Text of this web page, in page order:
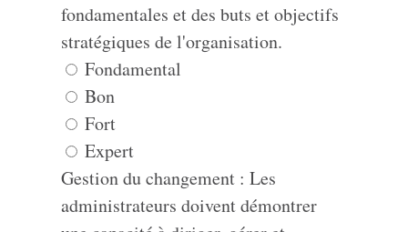
fondamentales et des buts et objectifs
stratégiques de l'organisation.
Fondamental
Bon
Fort
Expert
Gestion du changement : Les
administrateurs doivent démontrer